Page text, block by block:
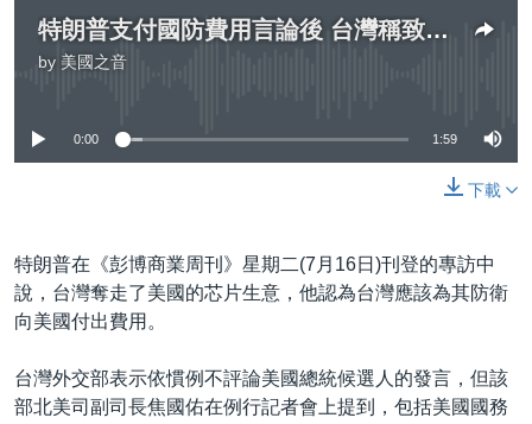
特朗普支付國防費用言論後 台灣稱致力加強國防
by 美國之音
0:00 1:59
下載
特朗普在《彭博商業周刊》星期二(7月16日)刊登的專訪中
說，台灣奪走了美國的芯片生意，他認為台灣應該為其防衛
向美國付出費用。
台灣外交部表示依慣例不評論美國總統候選人的發言，但該
部北美司副司長焦國佑在例行記者會上提到，包括美國國務